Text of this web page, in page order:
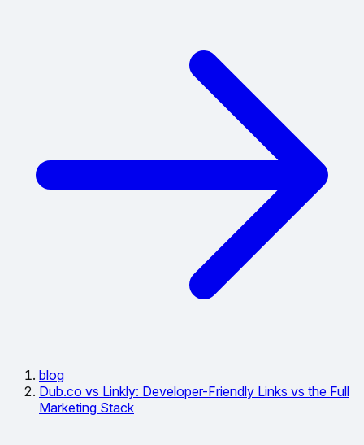
blog
Dub.co vs Linkly: Developer-Friendly Links vs the Full
Marketing Stack